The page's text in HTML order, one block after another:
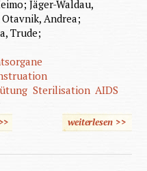
Jäger-Waldau,
Andrea;
Trude;
Sterilisation AIDS
weiterlesen>>